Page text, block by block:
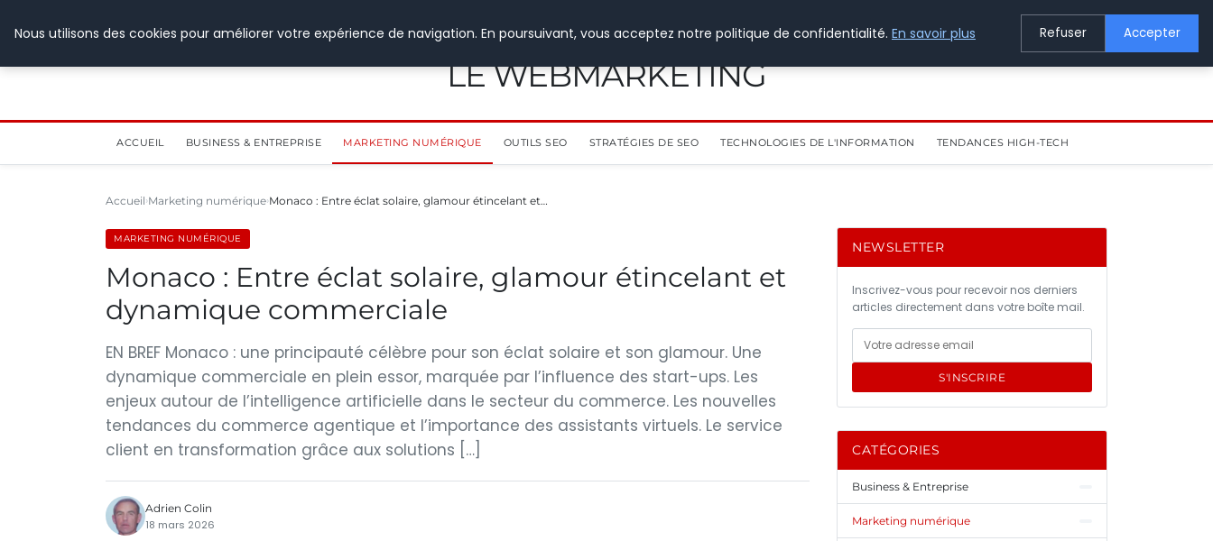
LE WEBMARKETING
ACCUEIL BUSINESS & ENTREPRISE MARKETING NUMÉRIQUE OUTILS SEO STRATÉGIES DE SEO TECHNOLOGIES DE L'INFORMATION TENDANCES HIGH-TECH
Accueil Marketing numérique Monaco : Entre éclat solaire, glamour étincelant et…
MARKETING NUMÉRIQUE
Monaco : Entre éclat solaire, glamour étincelant et
dynamique commerciale
EN BREF Monaco : une principauté célèbre pour son éclat solaire et son glamour. Une
dynamique commerciale en plein essor, marquée par l’influence des start-ups. Les
enjeux autour de l’intelligence artificielle dans le secteur du commerce. Les nouvelles
tendances du commerce agentique et l’importance des assistants virtuels. Le service
client en transformation grâce aux solutions […]
Adrien Colin
18 mars 2026
NEWSLETTER
Inscrivez-vous pour recevoir nos derniers
articles directement dans votre boîte mail.
S'INSCRIRE
CATÉGORIES
Business & Entreprise
Marketing numérique
Nous utilisons des cookies pour améliorer votre expérience de navigation. En poursuivant, vous acceptez notre politique de confidentialité. En savoir plus Refuser Accepter